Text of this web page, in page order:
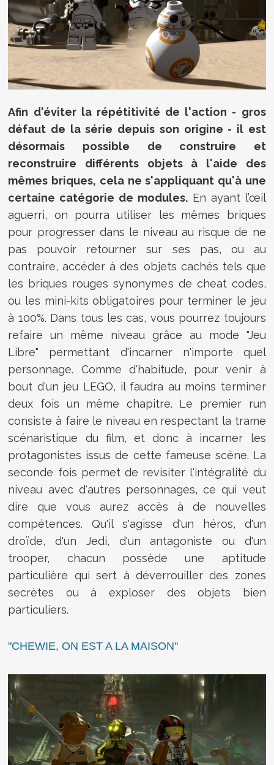
Afin d'éviter la répétitivité de l'action - gros
défaut de la série depuis son origine - il est
désormais possible de construire et
reconstruire différents objets à l'aide des
mêmes briques, cela ne s'appliquant qu'à une
certaine catégorie de modules. En ayant l’œil
aguerri, on pourra utiliser les mêmes briques
pour progresser dans le niveau au risque de ne
pas pouvoir retourner sur ses pas, ou au
contraire, accéder à des objets cachés tels que
les briques rouges synonymes de cheat codes,
ou les mini-kits obligatoires pour terminer le jeu
à 100%. Dans tous les cas, vous pourrez toujours
refaire un même niveau grâce au mode "Jeu
Libre" permettant d'incarner n'importe quel
personnage. Comme d'habitude, pour venir à
bout d'un jeu LEGO, il faudra au moins terminer
deux fois un même chapitre. Le premier run
consiste à faire le niveau en respectant la trame
scénaristique du film, et donc à incarner les
protagonistes issus de cette fameuse scène. La
seconde fois permet de revisiter l'intégralité du
niveau avec d'autres personnages, ce qui veut
dire que vous aurez accès à de nouvelles
compétences. Qu'il s'agisse d'un héros, d'un
droïde, d'un Jedi, d'un antagoniste ou d'un
trooper, chacun possède une aptitude
particulière qui sert à déverrouiller des zones
secrètes ou à exploser des objets bien
particuliers.
"CHEWIE, ON EST A LA MAISON"